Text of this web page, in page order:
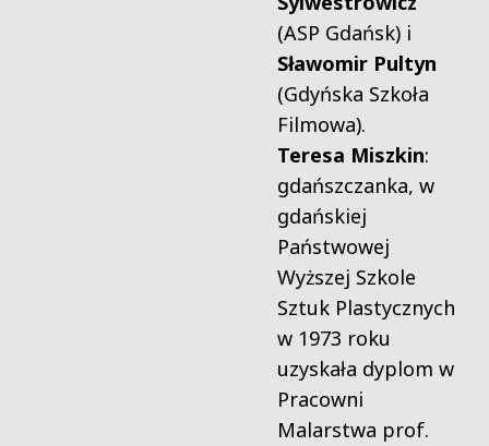
(ASP Gdańsk) i
Sławomir Pultyn
(Gdyńska Szkoła
Filmowa).
Teresa Miszkin:
gdańszczanka, w
gdańskiej
Państwowej
Wyższej Szkole
Sztuk Plastycznych
w 1973 roku
uzyskała dyplom w
Pracowni
Malarstwa prof.